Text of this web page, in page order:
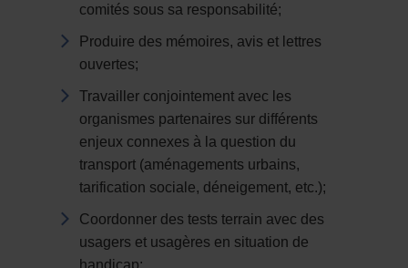
comités sous sa responsabilité;
Produire des mémoires, avis et lettres
ouvertes;
Travailler conjointement avec les
organismes partenaires sur différents
enjeux connexes à la question du
transport (aménagements urbains,
tarification sociale, déneigement, etc.);
Coordonner des tests terrain avec des
usagers et usagères en situation de
handicap;